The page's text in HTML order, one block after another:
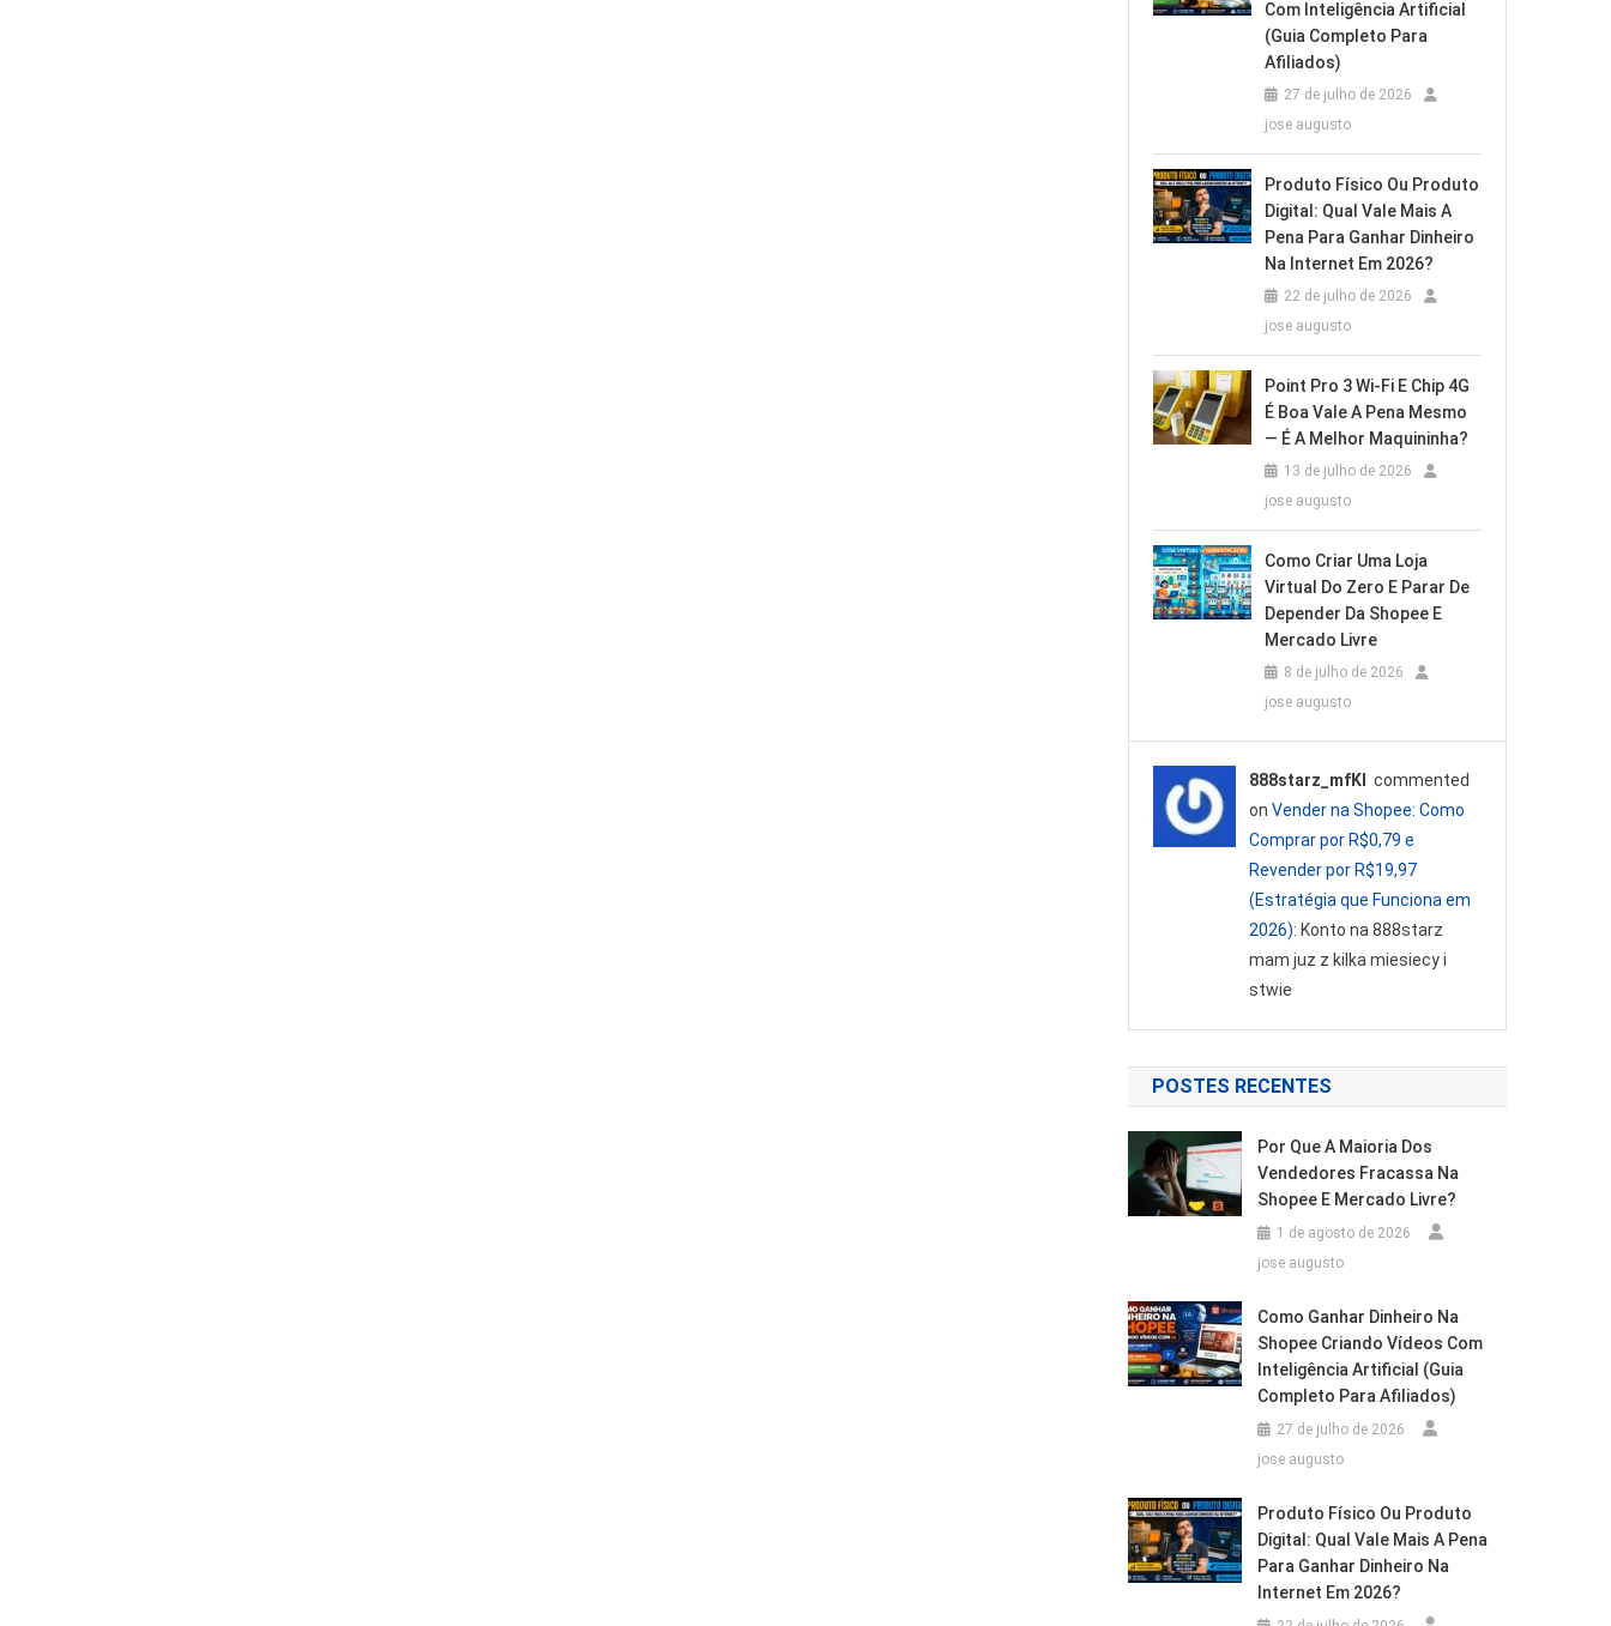
Com Inteligência Artificial
(Guia Completo Para
Afiliados)
27 de julho de 2026
jose augusto
Produto Físico Ou Produto
Digital: Qual Vale Mais A
Pena Para Ganhar Dinheiro
Na Internet Em 2026?
22 de julho de 2026
jose augusto
Point Pro 3 Wi‑Fi E Chip 4G
É Boa Vale A Pena Mesmo
— É A Melhor Maquininha?
13 de julho de 2026
jose augusto
Como Criar Uma Loja
Virtual Do Zero E Parar De
Depender Da Shopee E
Mercado Livre
8 de julho de 2026
jose augusto
888starz_mfKl
commented
on Vender na Shopee: Como
Comprar por R$0,79 e
Revender por R$19,97
(Estratégia que Funciona em
2026): Konto na 888starz
mam juz z kilka miesiecy i
stwie
POSTES RECENTES
Por Que A Maioria Dos
Vendedores Fracassa Na
Shopee E Mercado Livre?
1 de agosto de 2026
jose augusto
Como Ganhar Dinheiro Na
Shopee Criando Vídeos Com
Inteligência Artificial (Guia
Completo Para Afiliados)
27 de julho de 2026
jose augusto
Produto Físico Ou Produto
Digital: Qual Vale Mais A Pena
Para Ganhar Dinheiro Na
Internet Em 2026?